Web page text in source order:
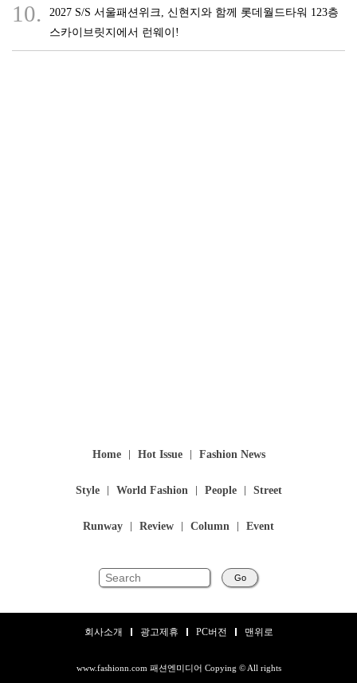
10.
2027 S/S 서울패션위크, 신현지와 함께 롯데월드타워 123층
스카이브릿지에서 런웨이!
Home Hot Issue Fashion News
Style World Fashion People Street
Runway Review Column Event
Go
회사소개 광고제휴 PC버전 맨위로
www.fashionn.com 패션엔미디어 Copying © All rights